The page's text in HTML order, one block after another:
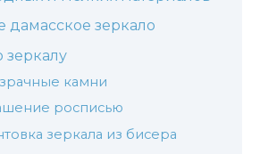
дамасское зеркало
зеркалу
камни
росписью
зеркала из бисера